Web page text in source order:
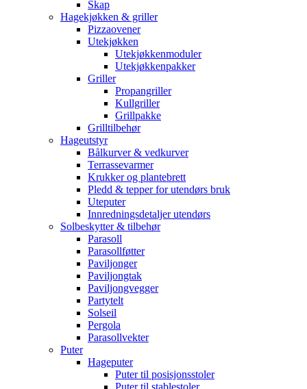
Skap
Hagekjøkken & griller
Pizzaovener
Utekjøkken
Utekjøkkenmoduler
Utekjøkkenpakker
Griller
Propangriller
Kullgriller
Grillpakke
Grilltilbehør
Hageutstyr
Bålkurver & vedkurver
Terrassevarmer
Krukker og plantebrett
Pledd & tepper for utendørs bruk
Uteputer
Innredningsdetaljer utendørs
Solbeskytter & tilbehør
Parasoll
Parasollføtter
Paviljonger
Paviljongtak
Paviljongvegger
Partytelt
Solseil
Pergola
Parasollvekter
Puter
Hageputer
Puter til posisjonsstoler